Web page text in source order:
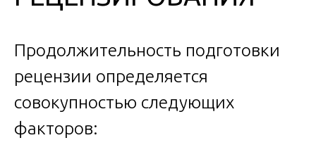
Продолжительность подготовки
рецензии определяется
совокупностью следующих
факторов: